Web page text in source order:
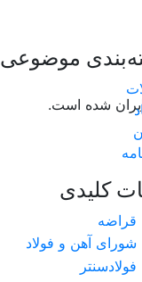
شده است.
موضوعی
کلیدی
قراضه
شورای آهن و فولاد
فولادسنتر